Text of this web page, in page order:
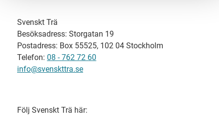
Svenskt Trä
Besöksadress: Storgatan 19
Postadress: Box 55525, 102 04 Stockholm
Telefon: 08 - 762 72 60
info@svenskttra.se
Följ Svenskt Trä här: